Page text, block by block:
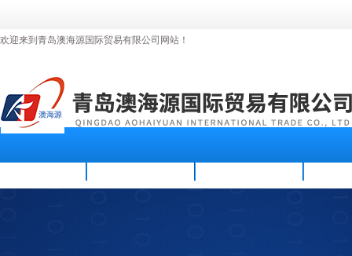
欢迎来到青岛澳海源国际贸易有限公司网站！